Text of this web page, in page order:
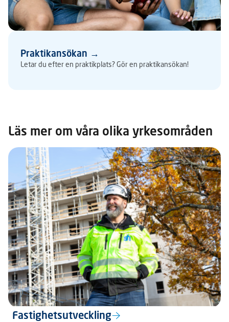
Praktikansökan →
Letar du efter en praktikplats? Gör en praktikansökan!
Läs mer om våra olika yrkesområden
Fastighetsutveckling